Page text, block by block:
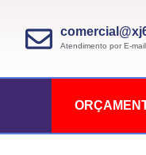
Atendimento por E-mail